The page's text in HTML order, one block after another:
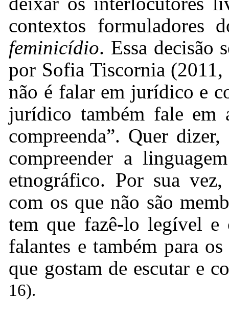
contextos formuladores
feminicídio. Essa decisão
por Sofia Tiscornia
não é falar em jurídico e
jurídico também fale em
compreenda”. Quer
compreender a
etnográfico. Por sua
com os que não são
tem que fazê-lo legível e
falantes e também para
que gostam de escutar e
16).